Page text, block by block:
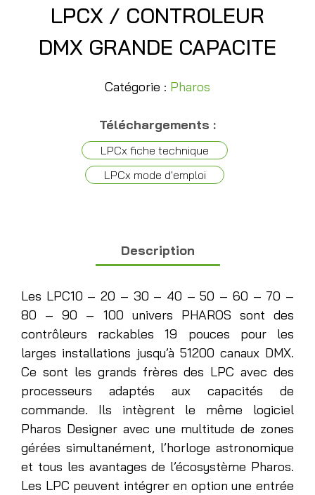
LPCX / CONTROLEUR
DMX GRANDE CAPACITE
Catégorie : Pharos
Téléchargements :
LPCx fiche technique
LPCx mode d'emploi
Description
Les LPC10 – 20 – 30 – 40 – 50 – 60 – 70 –
80 – 90 – 100 univers PHAROS sont des
contrôleurs rackables 19 pouces pour les
larges installations jusqu’à 51200 canaux DMX.
Ce sont les grands frères des LPC avec des
processeurs adaptés aux capacités de
commande. Ils intègrent le même logiciel
Pharos Designer avec une multitude de zones
gérées simultanément, l’horloge astronomique
et tous les avantages de l’écosystème Pharos.
Les LPC peuvent intégrer en option une entrée